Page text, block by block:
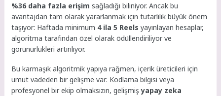
%36 daha fazla erişim sağladığı biliniyor. Ancak bu
avantajdan tam olarak yararlanmak için tutarlılık büyük önem
taşıyor: Haftada minimum 4 ila 5 Reels yayınlayan hesaplar,
algoritma tarafından özel olarak ödüllendiriliyor ve
görünürlükleri artırılıyor.
Bu karmaşık algoritmik yapıya rağmen, içerik üreticileri için
umut vadeden bir gelişme var: Kodlama bilgisi veya
profesyonel bir ekip olmaksızın, gelişmişyapay zeka